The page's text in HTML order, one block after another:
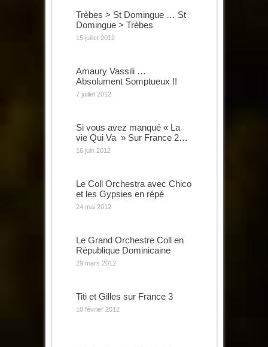
Trèbes > St Domingue … St
Domingue > Trèbes
15 juillet 2012
Amaury Vassili …
Absolument Somptueux !!
7 juillet 2012
Si vous avez manqué « La
vie Qui Va » Sur France 2…
16 juin 2012
Le Coll Orchestra avec Chico
et les Gypsies en répé
24 mai 2012
Le Grand Orchestre Coll en
République Dominicaine
29 mars 2012
Titi et Gilles sur France 3
10 février 2012